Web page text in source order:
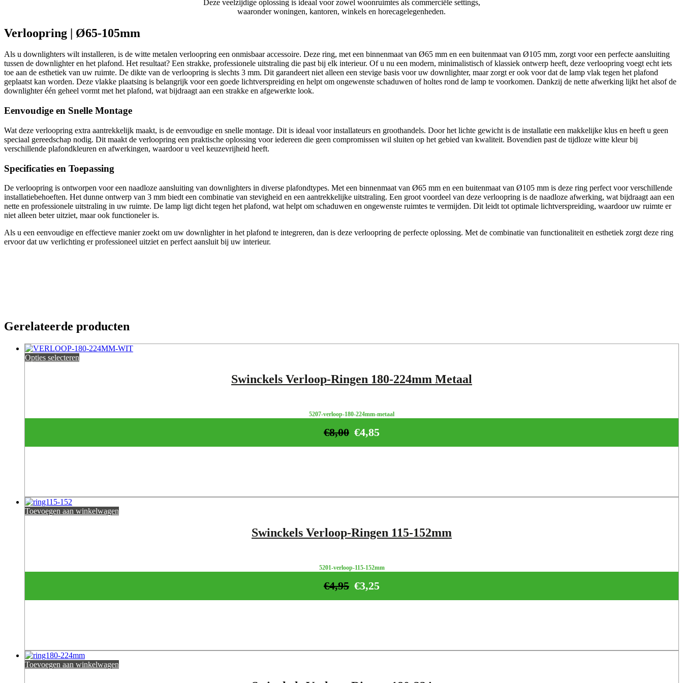
Deze veelzijdige oplossing is ideaal voor zowel woonruimtes als commerciële settings,
waaronder woningen, kantoren, winkels en horecagelegenheden.
Verloopring | Ø65-105mm
Als u downlighters wilt installeren, is de witte metalen verloopring een onmisbaar accessoire. Deze ring, met een binnenmaat van Ø65 mm en een buitenmaat van Ø105 mm, zorgt voor een perfecte aansluiting
tussen de downlighter en het plafond. Het resultaat? Een strakke, professionele uitstraling die past bij elk interieur. Of u nu een modern, minimalistisch of klassiek ontwerp heeft, deze verloopring voegt echt iets
toe aan de esthetiek van uw ruimte. De dikte van de verloopring is slechts 3 mm. Dit garandeert niet alleen een stevige basis voor uw downlighter, maar zorgt er ook voor dat de lamp vlak tegen het plafond
geplaatst kan worden. Deze vlakke plaatsing is belangrijk voor een goede lichtverspreiding en helpt om ongewenste schaduwen of holtes rond de lamp te voorkomen. Dankzij de nette afwerking lijkt het alsof de
downlighter één geheel vormt met het plafond, wat bijdraagt aan een strakke en afgewerkte look.
Eenvoudige en Snelle Montage
Wat deze verloopring extra aantrekkelijk maakt, is de eenvoudige en snelle montage. Dit is ideaal voor installateurs en groothandels. Door het lichte gewicht is de installatie een makkelijke klus en heeft u geen
speciaal gereedschap nodig. Dit maakt de verloopring een praktische oplossing voor iedereen die geen compromissen wil sluiten op het gebied van kwaliteit. Bovendien past de tijdloze witte kleur bij
verschillende plafondkleuren en afwerkingen, waardoor u veel keuzevrijheid heeft.
Specificaties en Toepassing
De verloopring is ontworpen voor een naadloze aansluiting van downlighters in diverse plafondtypes. Met een binnenmaat van Ø65 mm en een buitenmaat van Ø105 mm is deze ring perfect voor verschillende
installatiebehoeften. Het dunne ontwerp van 3 mm biedt een combinatie van stevigheid en een aantrekkelijke uitstraling. Een groot voordeel van deze verloopring is de naadloze afwerking, wat bijdraagt aan een
nette en professionele uitstraling in uw ruimte. De lamp ligt dicht tegen het plafond, wat helpt om schaduwen en ongewenste ruimtes te vermijden. Dit leidt tot optimale lichtverspreiding, waardoor uw ruimte er
niet alleen beter uitziet, maar ook functioneler is.
Als u een eenvoudige en effectieve manier zoekt om uw downlighter in het plafond te integreren, dan is deze verloopring de perfecte oplossing. Met de combinatie van functionaliteit en esthetiek zorgt deze ring
ervoor dat uw verlichting er professioneel uitziet en perfect aansluit bij uw interieur.
Gerelateerde producten
Opties selecteren
Swinckels Verloop-Ringen 180-224mm Metaal
5207-verloop-180-224mm-metaal
€4,85
€8,00
Toevoegen aan winkelwagen
Swinckels Verloop-Ringen 115-152mm
5201-verloop-115-152mm
€3,25
€4,95
Toevoegen aan winkelwagen